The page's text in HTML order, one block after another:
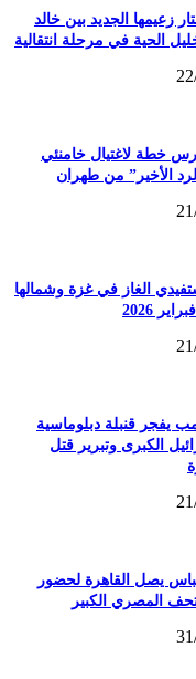
زعيمها الجديد بين خالد
الحية في مرحلة انتقالية
خطة لاغتيال خامنئي
الأخير” من طهران
الغاز في غزة وشمالها
يفجر قنبلة دبلوماسية
الكبرى وتبرير قتل
يصل القاهرة لحضور
المصري الكبير